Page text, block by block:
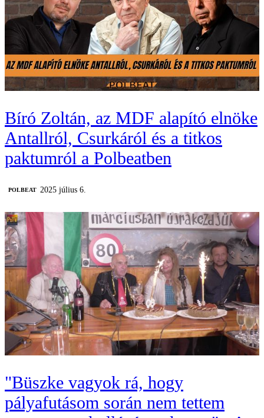
Bíró Zoltán, az MDF alapító elnöke
Antallról, Csurkáról és a titkos
paktumról a Polbeatben
‎POLBEAT 2025 július 6.
"Büszke vagyok rá, hogy
pályafutásom során nem tettem